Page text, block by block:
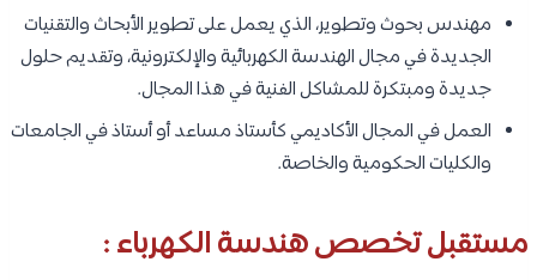
مهندس بحوث وتطوير، الذي يعمل على تطوير الأبحاث والتقنيات
الجديدة في مجال الهندسة الكهربائية والإلكترونية، وتقديم حلول
جديدة ومبتكرة للمشاكل الفنية في هذا المجال.
العمل في المجال الأكاديمي كأستاذ مساعد أو أستاذ في الجامعات
والكليات الحكومية والخاصة.
مستقبل تخصص هندسة الكهرباء :